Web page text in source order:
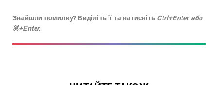
Знайшли помилку? Виділіть її та натисніть Ctrl+Enter або
⌘+Enter.